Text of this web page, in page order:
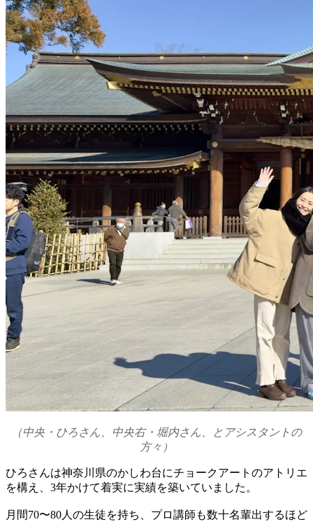
（中央・ひろさん、中央右・堀内さん、とアシスタントの
方々）
ひろさんは神奈川県のかしわ台にチョークアートのアトリエ
を構え、3年かけて着実に実績を築いていました。
月間70〜80人の生徒を持ち、プロ講師も数十名輩出するほど